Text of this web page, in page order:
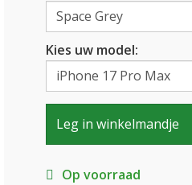
Kies uw model:
Leg in winkelmandje
Op voorraad